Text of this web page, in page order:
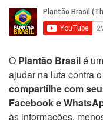
O Plantão Brasilé
ajudar na luta contra
compartilhe com
Facebook e
às informações,